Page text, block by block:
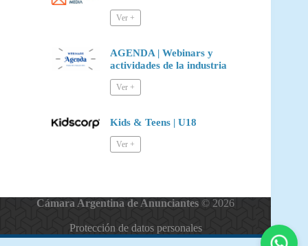
AGENDA | Webinars y
actividades de la industria
Kids & Teens | U18
Cámara Argentina de Anunciantes © 2026
Protección de datos personales